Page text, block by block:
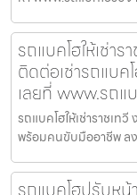
รถแบคโฮให้เช่า
ติดต่อเช่ารถแบ
เลยที่ www.รถแ
รถแบคโฮให้เช่าราชเท
พร้อมคนขับมืออาชีพ ล